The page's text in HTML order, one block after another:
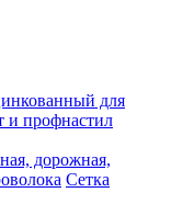
для
и профнастил
дорожная,
Сетка